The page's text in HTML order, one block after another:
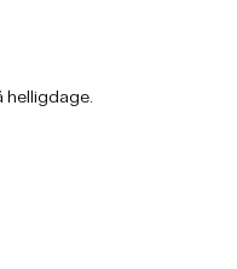
helligdage.